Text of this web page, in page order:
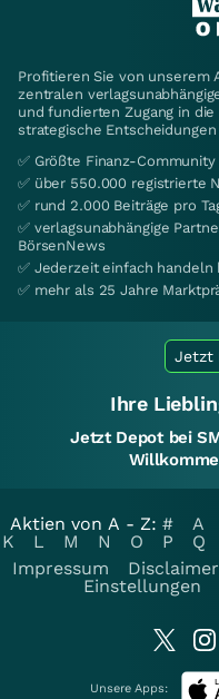
Profitieren Sie von unserem
zentralen
und fundierten Zugang in
strategische
✅ Größte Finanz-
✅ über 550.000 registrierte
✅ rund 2.000 Beiträge pro
✅ verlagsunabhängige
BörsenNews
✅ Jederzeit einfach handeln
✅ mehr als 25 Jahre
Jetzt
Ihre
Jetzt Depot bei
Aktien von A - Z: # A
K
L M N O P Q
Impressum
Disclaimer
Einstellungen
Unsere Apps: